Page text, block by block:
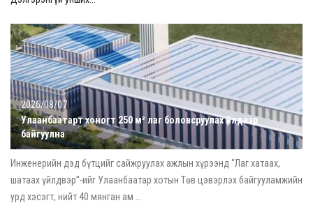
2026/08/07
Улаанбаатарт хоногт 250 м³ лаг боловсруулах үйлдвэр
байгуулна
Инженерийн дэд бүтцийг сайжруулах ажлын хүрээнд “Лаг хатаах,
шатаах үйлдвэр”-ийг Улаанбаатар хотын Төв цэвэрлэх байгууламжийн
урд хэсэгт, нийт 40 мянган ам ...